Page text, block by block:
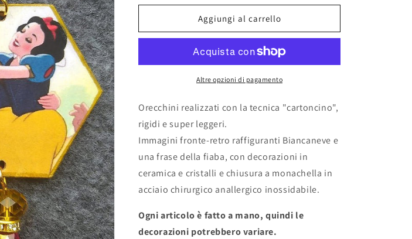
per
&quot;BIANCANEVE&quot;
per
Orecchini
&quot;BIANCANEVE&quot;
Aggiungi al carrello
Altre opzioni di pagamento
Orecchini realizzati con la tecnica "cartoncino",
rigidi e super leggeri.
Immagini fronte-retro raffiguranti Biancaneve e
una frase della fiaba, con decorazioni in
ceramica e cristalli e chiusura a monachella in
acciaio chirurgico anallergico inossidabile.
Ogni articolo è fatto a mano, quindi le
decorazioni potrebbero variare.